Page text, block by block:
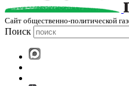
Cайт общественно-политической
Поиск